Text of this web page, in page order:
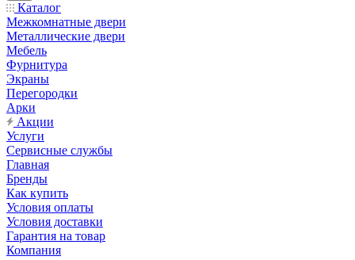
Каталог
Межкомнатные двери
Металлические двери
Мебель
Фурнитура
Экраны
Перегородки
Арки
Акции
Услуги
Сервисные службы
Главная
Бренды
Как купить
Условия оплаты
Условия доставки
Гарантия на товар
Компания